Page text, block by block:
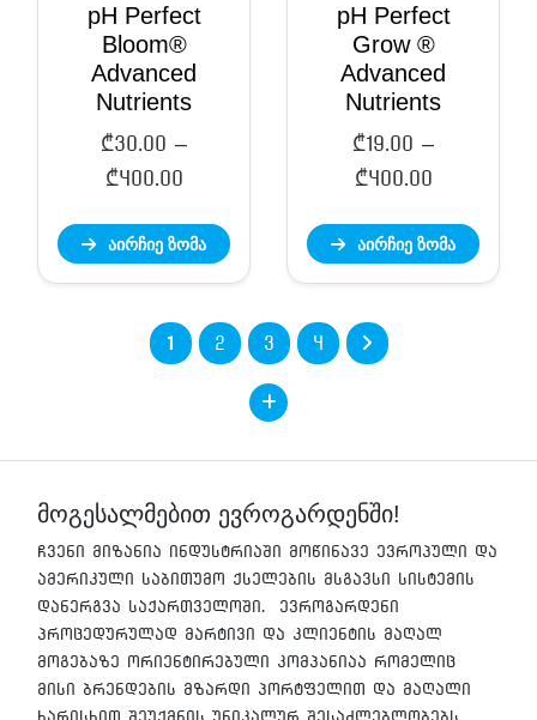
pH Perfect
Bloom®
Advanced
Nutrients
₾30.00 –
₾400.00Price
₾30.00
through
აირჩიე ზომა
pH Perfect
Grow ®
Advanced
Nutrients
₾19.00 –
₾400.00Price
₾19.00
through
აირჩიე ზომა
1 2 3 4
მოგესალმებით ევროგარდენში!
ჩვენი მიზანია ინდუსტრიაში მოწინავე ევროპული და
ამერიკული საბითუმო ქსელების მსგავსი სისტემის
დანერგვა საქართველოში. ევროგარდენი
პროცედურულად მარტივი და კლიენტის მაღალ
მოგებაზე ორიენტირებული კომპანიაა რომელიც
მისი ბრენდების მზარდი პორტფელით და მაღალი
ხარისხით შეუქმნის უნიკალურ შესაძლებლობებს